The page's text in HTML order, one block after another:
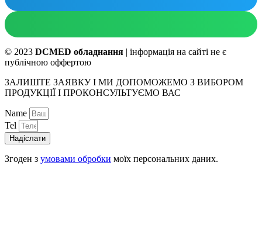
© 2023 DCMED обладнання | інформація на сайті не є
публічною оффертою
ЗАЛИШТЕ ЗАЯВКУ І МИ ДОПОМОЖЕМО З ВИБОРОМ
ПРОДУКЦІЇ І ПРОКОНСУЛЬТУЄМО ВАС
Name
Tel
Надіслати
Згоден з умовами обробки моїх персональних даних.